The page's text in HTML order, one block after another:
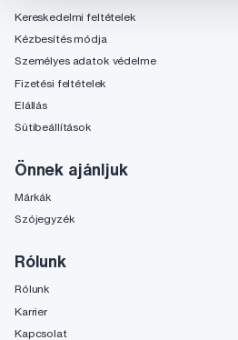
Kereskedelmi feltételek
Kézbesítés módja
Személyes adatok védelme
Fizetési feltételek
Elállás
Sütibeállítások
Önnek ajánljuk
Márkák
Szójegyzék
Rólunk
Rólunk
Karrier
Kapcsolat